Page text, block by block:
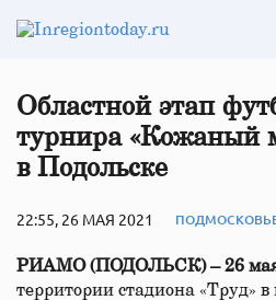
Областной этап
турнира «Кожаный
в Подольске
22:55, 26 МАЯ 2021
РИАМО (ПОДОЛЬСК) – 26
территории стадиона «Труд» в